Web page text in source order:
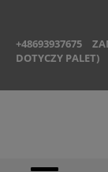
+48693937675
DOTYCZY PALET)